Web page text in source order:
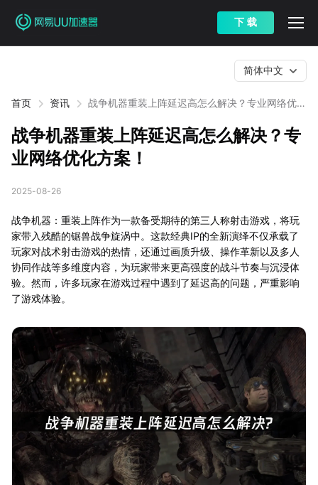
下 载
首页 资讯
战争机器重装上阵延迟高怎么解决？专业网络优化
简体中文
战争机器重装上阵延迟高怎么解决？专
业网络优化方案！
2025-08-26
战争机器：重装上阵作为一款备受期待的第三人称射击游戏，将玩
家带入残酷的锯兽战争旋涡中。这款经典IP的全新演绎不仅承载了
玩家对战术射击游戏的热情，还通过画质升级、操作革新以及多人
协同作战等多维度内容，为玩家带来更高强度的战斗节奏与沉浸体
验。然而，许多玩家在游戏过程中遇到了延迟高的问题，严重影响
了游戏体验。